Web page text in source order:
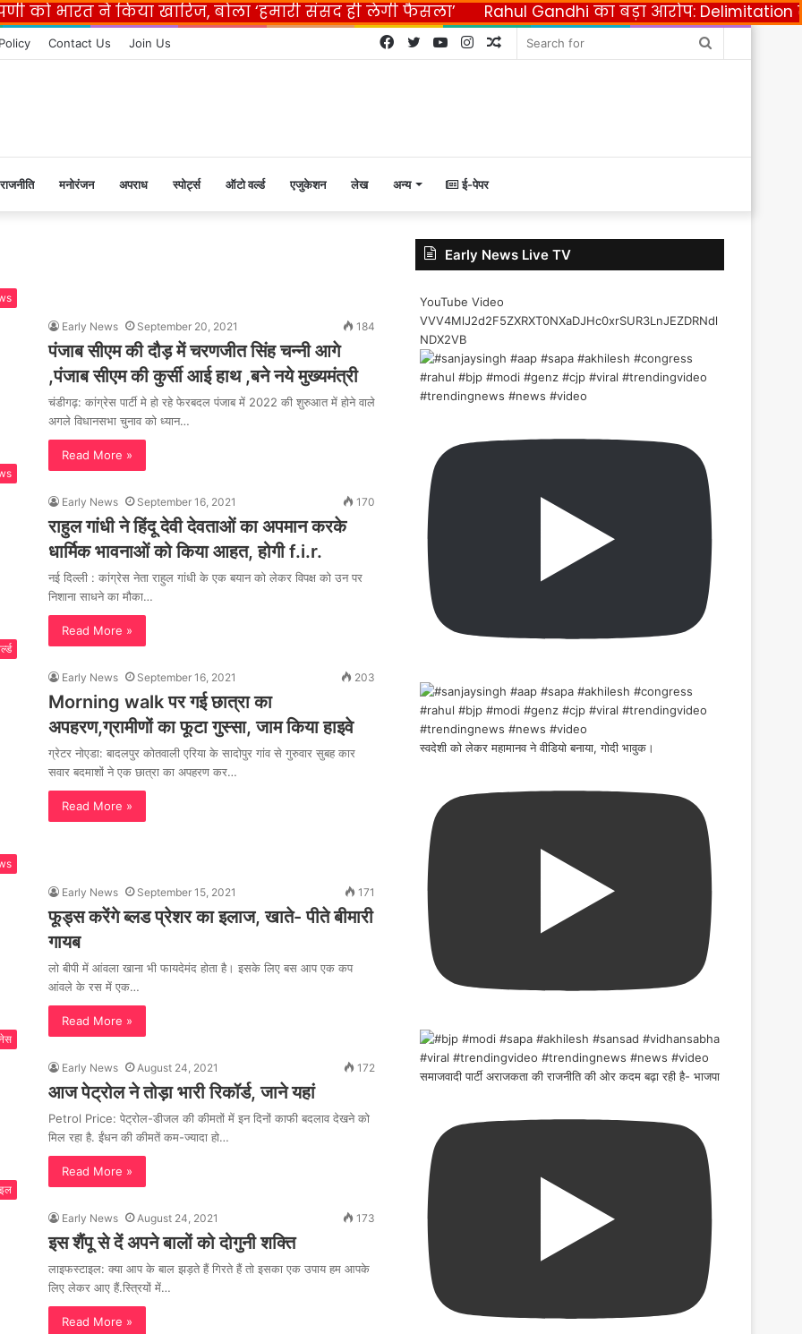
को भारत ने किया खारिज, बोला ‘हमारी संसद ही लेगी फैसला’ Rahul Gandhi का बड़ा आरोप:
Contact Us Join Us
Random
Instagram
YouTube
Twitter
Facebook
राजनीति मनोरंजन अपराध स्पोर्ट्स ऑटो वर्ल्ड एजुकेशन लेख अन्य ई-पेपर
Early News September 20, 2021 184
पंजाब सीएम की दौड़ में चरणजीत सिंह चन्नी आगे
,पंजाब सीएम की कुर्सी आई हाथ ,बने नये मुख्यमंत्री
चंडीगढ़: कांग्रेस पार्टी मे हो रहे फेरबदल पंजाब में 2022 की शुरुआत में होने वाले
अगले विधानसभा चुनाव को ध्यान…
Read More »
Early News September 16, 2021 170
राहुल गांधी ने हिंदू देवी देवताओं का अपमान करके
धार्मिक भावनाओं को किया आहत, होगी f.i.r.
नई दिल्ली : कांग्रेस नेता राहुल गांधी के एक बयान को लेकर विपक्ष को उन पर
निशाना साधने का मौका…
Read More »
Early News September 16, 2021 203
Morning walk पर गई छात्रा का
अपहरण,ग्रामीणों का फूटा गुस्सा, जाम किया हाइवे
ग्रेटर नोएडा: बादलपुर कोतवाली एरिया के सादोपुर गांव से गुरुवार सुबह कार
सवार बदमाशों ने एक छात्रा का अपहरण कर…
Read More »
Early News September 15, 2021 171
फूड्स करेंगे ब्लड प्रेशर का इलाज, खाते- पीते बीमारी
गायब
लो बीपी में आंवला खाना भी फायदेमंद होता है। इसके लिए बस आप एक कप
आंवले के रस में एक…
Read More »
Early News August 24, 2021 172
आज पेट्रोल ने तोड़ा भारी रिकॉर्ड, जाने यहां
Petrol Price: पेट्रोल-डीजल की कीमतों में इन दिनों काफी बदलाव देखने को
मिल रहा है. ईंधन की कीमतें कम-ज्यादा हो…
Read More »
Early News August 24, 2021 173
इस शैंपू से दें अपने बालों को दोगुनी शक्ति
लाइफस्टाइल: क्या आप के बाल झड़ते हैं गिरते हैं तो इसका एक उपाय हम आपके
लिए लेकर आए हैं.स्त्रियों में…
Read More »
Early News Live TV
YouTube Video
VVV4MlJ2d2F5ZXRXT0NXaDJHc0xrSUR3LnJEZDRNdl
NDX2VB
स्वदेशी को लेकर महामानव ने वीडियो बनाया, गोदी भावुक।
समाजवादी पार्टी अराजकता की राजनीति की ओर कदम बढ़ा रही है- भाजपा